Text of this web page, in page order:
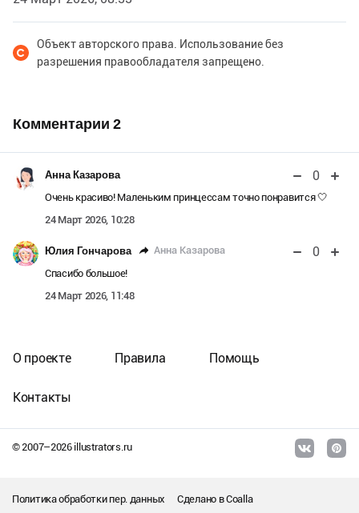
Объект авторского права. Использование без
разрешения правообладателя запрещено.
Комментарии 2
Анна Казарова 0
Очень красиво! Маленьким принцессам точно понравится 🤍
24 Март 2026, 10:28
Юлия Гончарова Анна Казарова 0
Спасибо большое!
24 Март 2026, 11:48
© 2007–2026illustrators.ru
О проекте Правила Помощь
Контакты
Политика обработки пер. данных Сделано вCoalla